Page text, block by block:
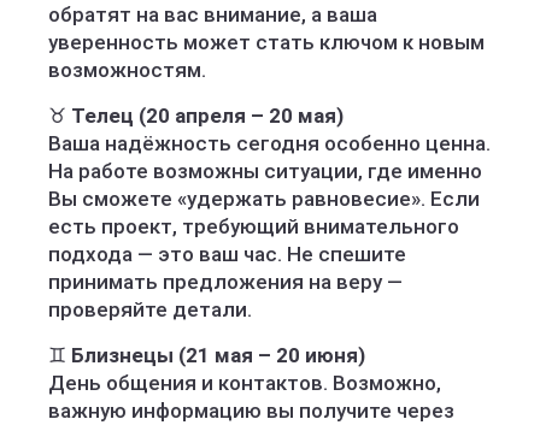
обратят на вас внимание, а ваша
уверенность может стать ключом к новым
возможностям.
♉ Телец (20 апреля – 20 мая)
Ваша надёжность сегодня особенно ценна.
На работе возможны ситуации, где именно
Вы сможете «удержать равновесие». Если
есть проект, требующий внимательного
подхода — это ваш час. Не спешите
принимать предложения на веру —
проверяйте детали.
♊ Близнецы (21 мая – 20 июня)
День общения и контактов. Возможно,
важную информацию вы получите через